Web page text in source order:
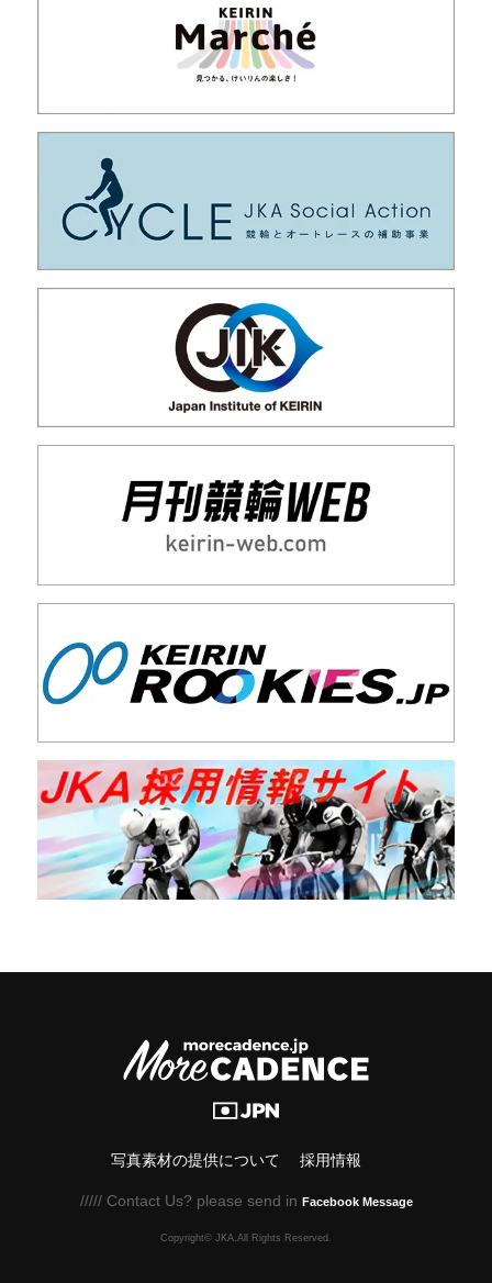
写真素材の提供について 採用情報
///// Contact Us? please send in Facebook Message
Copyright© JKA.All Rights Reserved.